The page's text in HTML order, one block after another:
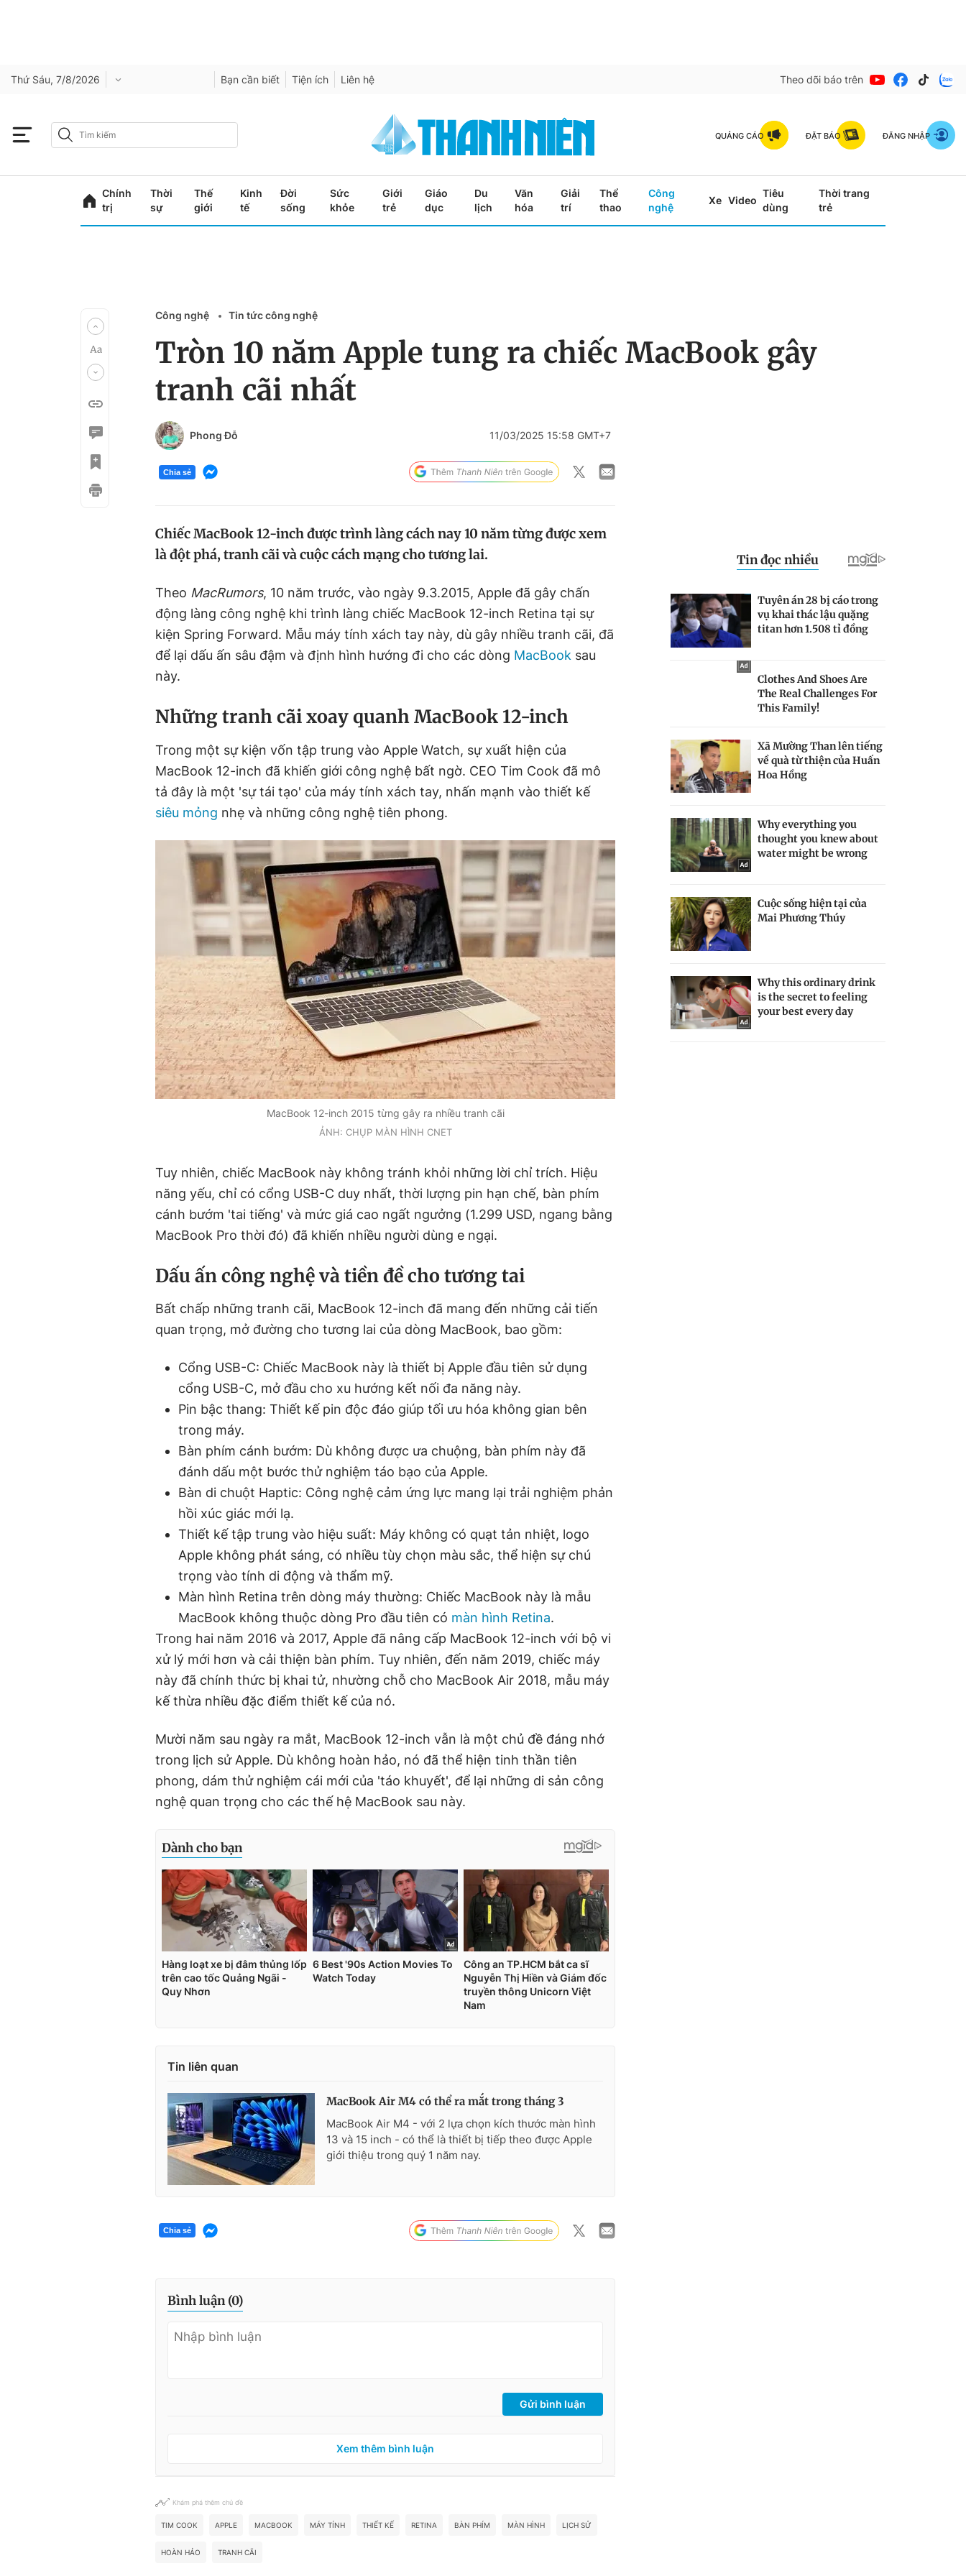
Thứ Sáu, 7/8/2026 Bạn cần biết Tiện ích Liên hệ Theo dõi báo trên
QUẢNG CÁO ĐẶT BÁO ĐĂNG NHẬP
Chính
trị
Thời
sự
Thế
giới
Kinh
tế
Đời
sống
Sức
khỏe
Giới
trẻ
Giáo
dục
Du
lịch
Văn
hóa
Giải
trí
Thể
thao
Công
nghệ
Xe Video
Tiêu
dùng
Thời trang
trẻ
Công nghệ Tin tức công nghệ
Tròn 10 năm Apple tung ra chiếc MacBook gây
tranh cãi nhất
Phong Đỗ 11/03/2025 15:58 GMT+7
Chia sẻ
Chiếc MacBook 12-inch được trình làng cách nay 10 năm từng được xem
là đột phá, tranh cãi và cuộc cách mạng cho tương lai.
Theo MacRumors, 10 năm trước, vào ngày 9.3.2015, Apple đã gây chấn
động làng công nghệ khi trình làng chiếc MacBook 12-inch Retina tại sự
kiện Spring Forward. Mẫu máy tính xách tay này, dù gây nhiều tranh cãi, đã
để lại dấu ấn sâu đậm và định hình hướng đi cho các dòng MacBook sau
này.
Những tranh cãi xoay quanh MacBook 12-inch
Trong một sự kiện vốn tập trung vào Apple Watch, sự xuất hiện của
MacBook 12-inch đã khiến giới công nghệ bất ngờ. CEO Tim Cook đã mô
tả đây là một 'sự tái tạo' của máy tính xách tay, nhấn mạnh vào thiết kế
siêu mỏng nhẹ và những công nghệ tiên phong.
MacBook 12-inch 2015 từng gây ra nhiều tranh cãi
ẢNH: CHỤP MÀN HÌNH CNET
Tuy nhiên, chiếc MacBook này không tránh khỏi những lời chỉ trích. Hiệu
năng yếu, chỉ có cổng USB-C duy nhất, thời lượng pin hạn chế, bàn phím
cánh bướm 'tai tiếng' và mức giá cao ngất ngưởng (1.299 USD, ngang bằng
MacBook Pro thời đó) đã khiến nhiều người dùng e ngại.
Dấu ấn công nghệ và tiền đề cho tương tai
Bất chấp những tranh cãi, MacBook 12-inch đã mang đến những cải tiến
quan trọng, mở đường cho tương lai của dòng MacBook, bao gồm:
Cổng USB-C: Chiếc MacBook này là thiết bị Apple đầu tiên sử dụng
cổng USB-C, mở đầu cho xu hướng kết nối đa năng này.
Pin bậc thang: Thiết kế pin độc đáo giúp tối ưu hóa không gian bên
trong máy.
Bàn phím cánh bướm: Dù không được ưa chuộng, bàn phím này đã
đánh dấu một bước thử nghiệm táo bạo của Apple.
Bàn di chuột Haptic: Công nghệ cảm ứng lực mang lại trải nghiệm phản
hồi xúc giác mới lạ.
Thiết kế tập trung vào hiệu suất: Máy không có quạt tản nhiệt, logo
Apple không phát sáng, có nhiều tùy chọn màu sắc, thể hiện sự chú
trọng vào tính di động và thẩm mỹ.
Màn hình Retina trên dòng máy thường: Chiếc MacBook này là mẫu
MacBook không thuộc dòng Pro đầu tiên có màn hình Retina.
Trong hai năm 2016 và 2017, Apple đã nâng cấp MacBook 12-inch với bộ vi
xử lý mới hơn và cải thiện bàn phím. Tuy nhiên, đến năm 2019, chiếc máy
này đã chính thức bị khai tử, nhường chỗ cho MacBook Air 2018, mẫu máy
kế thừa nhiều đặc điểm thiết kế của nó.
Mười năm sau ngày ra mắt, MacBook 12-inch vẫn là một chủ đề đáng nhớ
trong lịch sử Apple. Dù không hoàn hảo, nó đã thể hiện tinh thần tiên
phong, dám thử nghiệm cái mới của 'táo khuyết', để lại những di sản công
nghệ quan trọng cho các thế hệ MacBook sau này.
Tin liên quan
MacBook Air M4 có thể ra mắt trong tháng 3
MacBook Air M4 - với 2 lựa chọn kích thước màn hình
13 và 15 inch - có thể là thiết bị tiếp theo được Apple
giới thiệu trong quý 1 năm nay.
Chia sẻ
Bình luận (0)
Gửi bình luận
Xem thêm bình luận
Khám phá thêm chủ đề
TIM COOK APPLE MACBOOK MÁY TÍNH THIẾT KẾ RETINA BÀN PHÍM MÀN HÌNH LỊCH SỬ
HOÀN HẢO TRANH CÃI